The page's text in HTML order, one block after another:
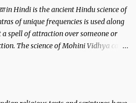
in Hindi is the ancient Hindu science of
of unique frequencies is used along
spell of attraction over someone or
The science of Mohini Vidhya can
the protector and the Destroyer or